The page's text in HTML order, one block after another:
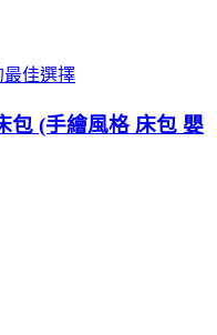
最佳選擇
包 (手繪風格 床包 嬰